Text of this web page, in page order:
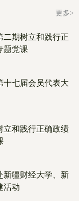
更多>
二期树立和践行正
题党课
十七届会员代表大
立和践行正确政绩
新疆财经大学、新
活动